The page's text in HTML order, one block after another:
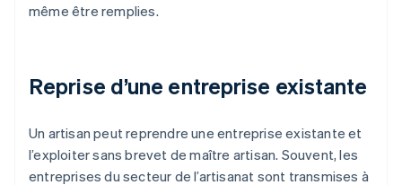
même être remplies.
Reprise d’une entreprise existante
Un artisan peut reprendre une entreprise existante et
l’exploiter sans brevet de maître artisan. Souvent, les
entreprises du secteur de l’artisanat sont transmises à